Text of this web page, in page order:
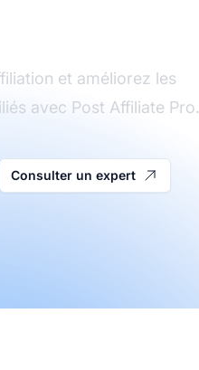
et améliorez les
avec Post Affiliate Pro.
Consulter un expert